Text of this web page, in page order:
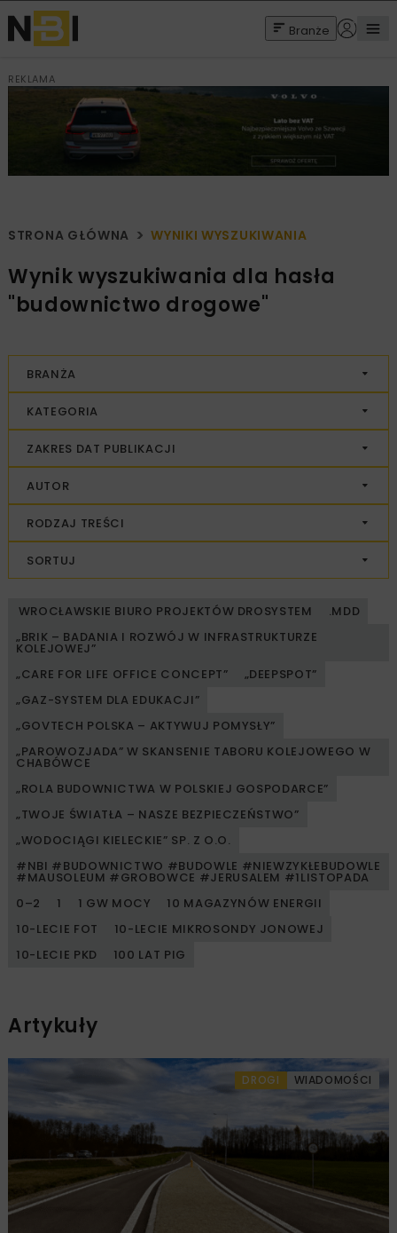
Branże
REKLAMA
STRONA GŁÓWNA WYNIKI WYSZUKIWANIA
Wynik wyszukiwania dla hasła
"budownictwo drogowe"
BRANŻA
KATEGORIA
ZAKRES DAT PUBLIKACJI
AUTOR
RODZAJ TREŚCI
SORTUJ
WROCŁAWSKIE BIURO PROJEKTÓW DROSYSTEM
.MDD
„BRIK – BADANIA I ROZWÓJ W INFRASTRUKTURZE
KOLEJOWEJ”
„CARE FOR LIFE OFFICE CONCEPT”
„DEEPSPOT”
„GAZ-SYSTEM DLA EDUKACJI”
„GOVTECH POLSKA – AKTYWUJ POMYSŁY”
„PAROWOZJADA” W SKANSENIE TABORU KOLEJOWEGO W
CHABÓWCE
„ROLA BUDOWNICTWA W POLSKIEJ GOSPODARCE”
„TWOJE ŚWIATŁA – NASZE BEZPIECZEŃSTWO”
„WODOCIĄGI KIELECKIE” SP. Z O.O.
#NBI #BUDOWNICTWO #BUDOWLE #NIEWZYKŁEBUDOWLE
#MAUSOLEUM #GROBOWCE #JERUSALEM #1LISTOPADA
0–2
1 1 GW MOCY
10 MAGAZYNÓW ENERGII
10-LECIE FOT
10-LECIE MIKROSONDY JONOWEJ
10-LECIE PKD
100 LAT PIG
Artykuły
DROGI WIADOMOŚCI